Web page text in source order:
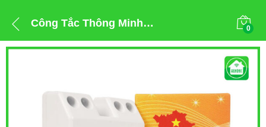
Công Tắc Thông Minh Hunonic Datic Basic 0